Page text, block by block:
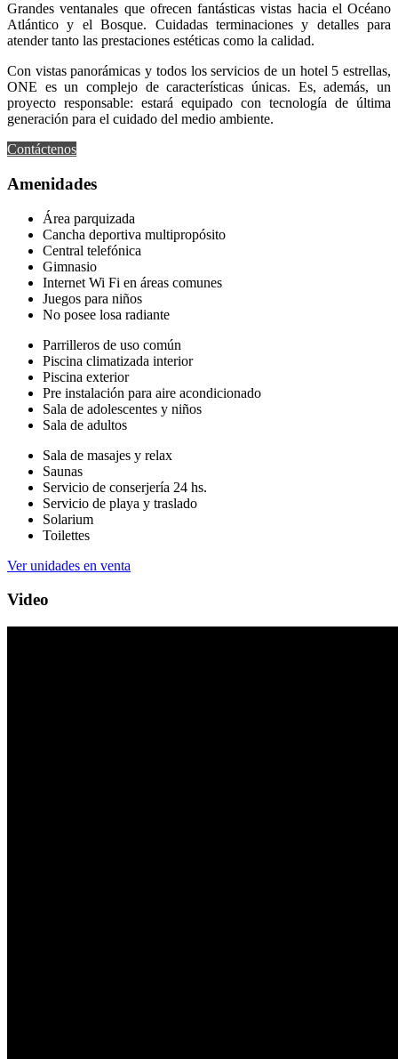
Grandes ventanales que ofrecen fantásticas vistas hacia el Océano
Atlántico y el Bosque. Cuidadas terminaciones y detalles para
atender tanto las prestaciones estéticas como la calidad.
Con vistas panorámicas y todos los servicios de un hotel 5 estrellas,
ONE es un complejo de características únicas. Es, además, un
proyecto responsable: estará equipado con tecnologí­a de última
generación para el cuidado del medio ambiente.
Contáctenos
Amenidades
Área parquizada
Cancha deportiva multipropósito
Central telefónica
Gimnasio
Internet Wi Fi en áreas comunes
Juegos para niños
No posee losa radiante
Parrilleros de uso común
Piscina climatizada interior
Piscina exterior
Pre instalación para aire acondicionado
Sala de adolescentes y niños
Sala de adultos
Sala de masajes y relax
Saunas
Servicio de conserjería 24 hs.
Servicio de playa y traslado
Solarium
Toilettes
Ver unidades en venta
Video